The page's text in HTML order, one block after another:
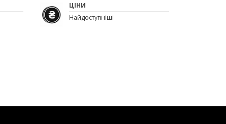
ЦІНИ
Найдоступніші